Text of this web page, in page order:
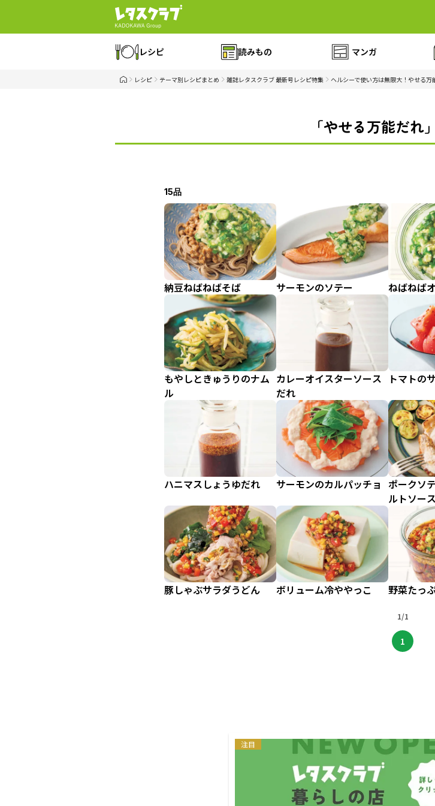
レシピ 読みもの マンガ
レシピ テーマ別レシピまとめ 雑誌レタスクラブ 最新号レシピ特集 ヘルシーで使い方は無限大！やせる万
「やせる万能だれ
15品
納豆ねばねばそば サーモンのソテー ねばねば
もやしときゅうりのナム
ル
カレーオイスターソース
だれ
トマトの
ハニマスしょうゆだれ サーモンのカルパッチョ
ポークソ
ルトソース
豚しゃぶサラダうどん ボリューム冷ややっこ 野菜たっ
1/1
1
注目